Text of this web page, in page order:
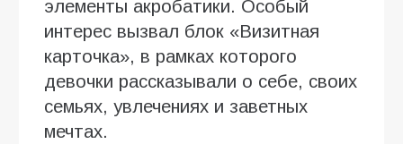
элементы акробатики. Особый
интерес вызвал блок «Визитная
карточка», в рамках которого
девочки рассказывали о себе, своих
семьях, увлечениях и заветных
мечтах.